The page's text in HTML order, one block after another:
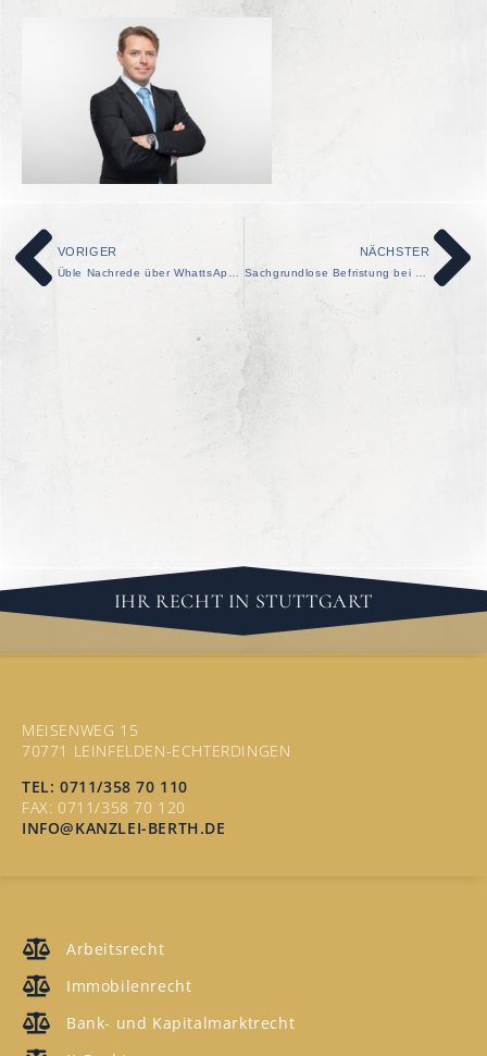
VORIGER NÄCHSTER
IHR RECHT IN STUTTGART
MEISENWEG 15
70771 LEINFELDEN-ECHTERDINGEN
TEL: 0711/358 70 110
FAX: 0711/358 70 120
INFO@KANZLEI-BERTH.DE
Arbeitsrecht
Immobilenrecht
Bank- und Kapitalmarktrecht